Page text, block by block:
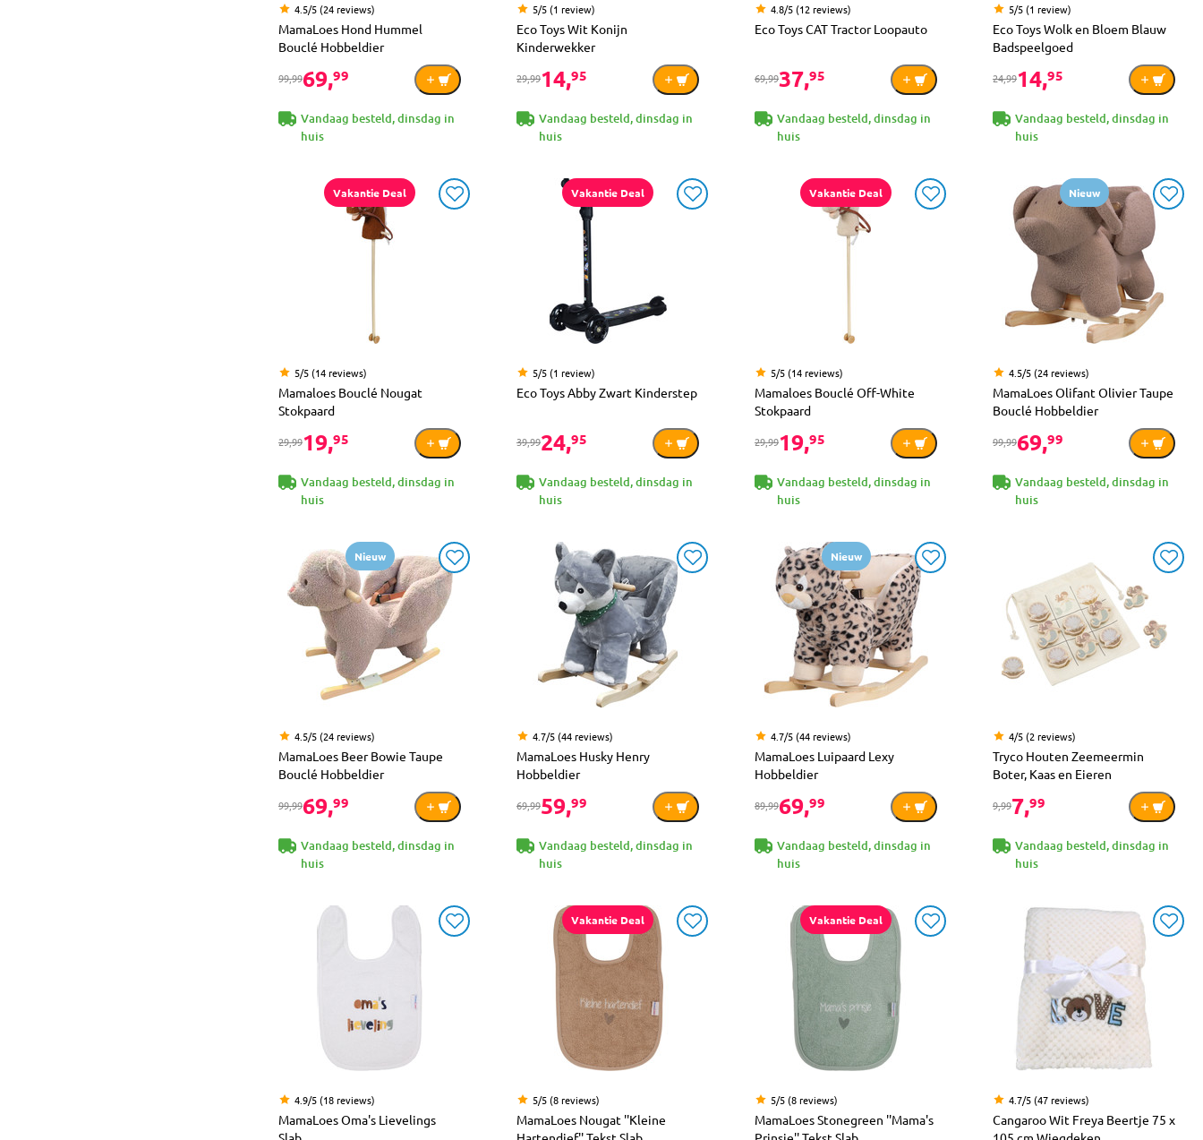
4.5/5 (24 reviews)
MamaLoes Hond Hummel
Bouclé Hobbeldier
99,9969,99
Vandaag besteld, dinsdag in
huis
5/5 (1 review)
Eco Toys Wit Konijn
Kinderwekker
29,9914,95
Vandaag besteld, dinsdag in
huis
4.8/5 (12 reviews)
Eco Toys CAT Tractor Loopauto
69,9937,95
Vandaag besteld, dinsdag in
huis
5/5 (1 review)
Eco Toys Wolk en Bloem Blauw
Badspeelgoed
24,9914,95
Vandaag besteld, dinsdag in
huis
Vakantie Deal
5/5 (14 reviews)
Mamaloes Bouclé Nougat
Stokpaard
29,9919,95
Vandaag besteld, dinsdag in
huis
Vakantie Deal
5/5 (1 review)
Eco Toys Abby Zwart Kinderstep
39,9924,95
Vandaag besteld, dinsdag in
huis
Vakantie Deal
5/5 (14 reviews)
Mamaloes Bouclé Off-White
Stokpaard
29,9919,95
Vandaag besteld, dinsdag in
huis
Nieuw
4.5/5 (24 reviews)
MamaLoes Olifant Olivier Taupe
Bouclé Hobbeldier
99,9969,99
Vandaag besteld, dinsdag in
huis
Nieuw
4.5/5 (24 reviews)
MamaLoes Beer Bowie Taupe
Bouclé Hobbeldier
99,9969,99
Vandaag besteld, dinsdag in
huis
4.7/5 (44 reviews)
MamaLoes Husky Henry
Hobbeldier
69,9959,99
Vandaag besteld, dinsdag in
huis
Nieuw
4.7/5 (44 reviews)
MamaLoes Luipaard Lexy
Hobbeldier
89,9969,99
Vandaag besteld, dinsdag in
huis
4/5 (2 reviews)
Tryco Houten Zeemeermin
Boter, Kaas en Eieren
9,997,99
Vandaag besteld, dinsdag in
huis
4.9/5 (18 reviews)
MamaLoes Oma's Lievelings
Vakantie Deal
5/5 (8 reviews)
MamaLoes Nougat ''Kleine
Vakantie Deal
5/5 (8 reviews)
MamaLoes Stonegreen ''Mama's
4.7/5 (47 reviews)
Cangaroo Wit Freya Beertje 75 x